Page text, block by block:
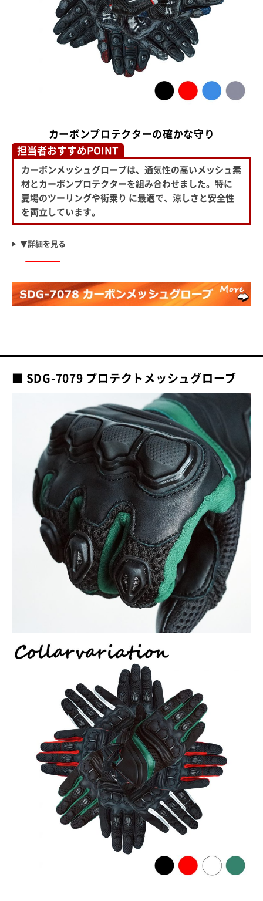
カーボンプロテクターの確かな守り
担当者おすすめPOINT
カーボンメッシュグローブは、通気性の高いメッシュ素
材とカーボンプロテクターを組み合わせました。特に
夏場のツーリングや街乗り に最適で、涼しさと安全性
を両立しています。
▼詳細を見る
■ SDG-7079 プロテクトメッシュグローブ